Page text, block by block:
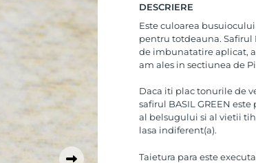
DESCRIERE
Este culoarea
pentru totdeauna. Safirul
de imbunatatire aplicat,
am ales in sectiunea de
Daca iti plac tonurile de
safirul BASIL GREEN
al belsugului si al vietii
lasa indiferent(a).
Taietura para este